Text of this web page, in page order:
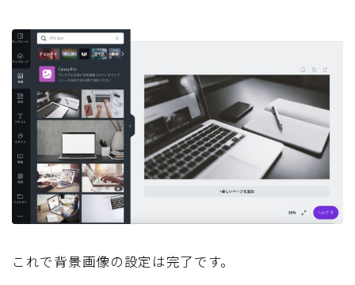
これで背景画像の設定は完了です。